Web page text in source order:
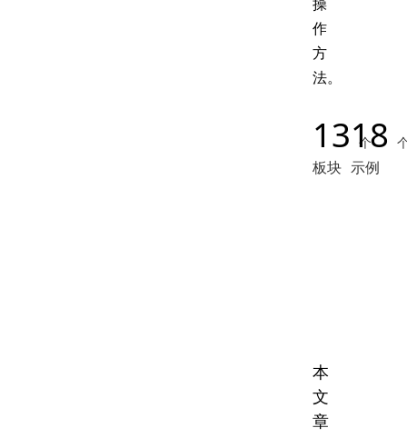
操
作
方
法。
13 个
板块
18
示例
本
文
章